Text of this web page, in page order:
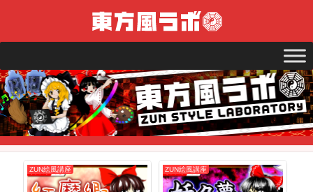
ZUN絵風講座 ZUN絵風講座